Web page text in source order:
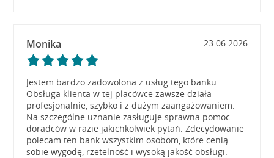
Monika 23.06.2026
Jestem bardzo zadowolona z usług tego banku.
Obsługa klienta w tej placówce zawsze działa
profesjonalnie, szybko i z dużym zaangażowaniem.
Na szczególne uznanie zasługuje sprawna pomoc
doradców w razie jakichkolwiek pytań. Zdecydowanie
polecam ten bank wszystkim osobom, które cenią
sobie wygodę, rzetelność i wysoką jakość obsługi.